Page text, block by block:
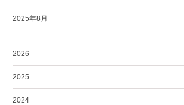
2025年8月
2026
2025
2024